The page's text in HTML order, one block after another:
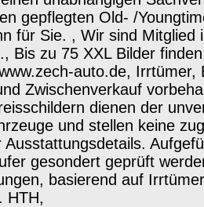
gepflegten Old- /
für Sie. , Wir sind Mitglied
Bis zu 75 XXL Bilder
auto.de, Irrtümer,
Zwischenverkauf
dienen der
und stellen keine
gesondert geprüft
basierend auf
HTH,